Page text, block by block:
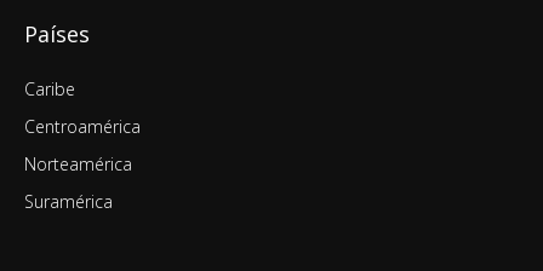
Países
Caribe
Centroamérica
Norteamérica
Suramérica